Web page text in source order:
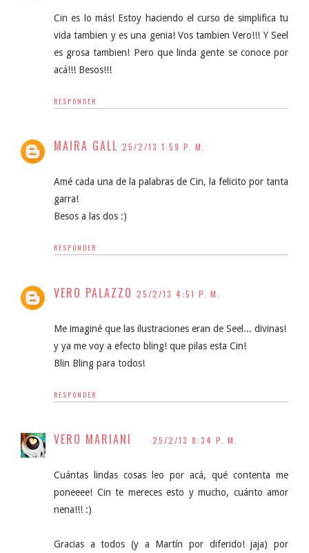
Cin es lo más! Estoy haciendo el curso de simplifica tu
vida tambien y es una genia! Vos tambien Vero!!! Y Seel
es grosa tambien! Pero que linda gente se conoce por
acá!!! Besos!!!
RESPONDER
MAIRA GALL 25/2/13 1:59 P. M.
Amé cada una de la palabras de Cin, la felicito por tanta
garra!
Besos a las dos :)
RESPONDER
VERO PALAZZO 25/2/13 4:51 P. M.
Me imaginé que las ilustraciones eran de Seel... divinas!
y ya me voy a efecto bling! que pilas esta Cin!
Blin Bling para todos!
RESPONDER
VERO MARIANI 25/2/13 8:34 P. M.
Cuántas lindas cosas leo por acá, qué contenta me
poneeee! Cin te mereces esto y mucho, cuánto amor
nena!!! :)
Gracias a todos (y a Martín por diferido! jaja) por